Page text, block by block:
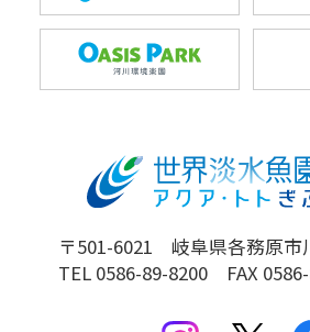
〒501-6021 岐阜県各務原市
TEL 0586-89-8200 FAX